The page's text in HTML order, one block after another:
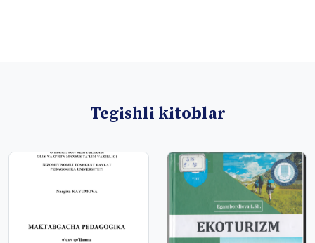
Tegishli kitoblar